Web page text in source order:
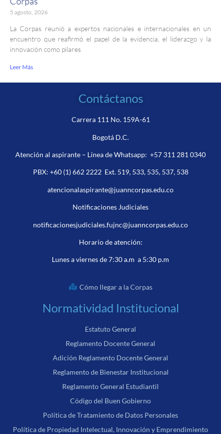
5 agosto, 2026
La Corpas reunió a expertos nacionales e internacionales en un
encuentro que reafirmó el papel de la evidencia, el liderazgo y la
innovación como pilares
Leer Más
Contáctanos
Carrera 111 No. 159A-61
Bogotá D.C.
Atención al aspirante – Línea de Whatsapp: +57 311 281 0340
PBX: +60 (1) 662 2222Ext. 519, 533, 535, 537, 538
atencionalaspirante@juanncorpas.edu.co
Notificaciones Judiciales
notificacionesjudiciales.fujnc@juanncorpas.edu.co
Horario de atención:
Lunes a viernes de 7:30 a.m a 5:30 p.m
Cómo llegar a la Corpas
Normatividad Institucional
Estatuto General
Reglamento Docente General
Adición Reglamento Docente General
Reglamento de Bienestar Institucional
Reglamento General Estudiantil
Código del Buen Gobierno
Política de Tratamiento de Datos Personales
Política de Propiedad Intelectual, Innovación y Emprendimiento